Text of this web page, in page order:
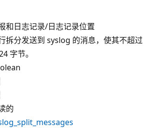
和日志记录/日志记录位置
拆分发送到 syslog 的消息，使其不超过
字节。
的